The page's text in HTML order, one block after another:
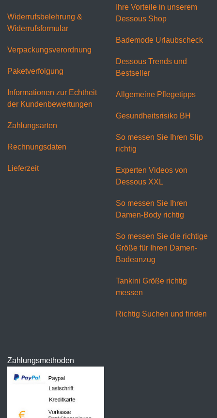
Widerrufsbelehrung &
Widerrufsformular
Verpackungsverordnung
Paketverfolgung
Informationen zur Echtheit
der Kundenbewertungen
Zahlungsarten
Rechnungsdaten
Lieferzeit
Ihre Vorteile in unserem
Dessous Shop
Bademode Urlaubscheck
Dessous Trends und
Bestseller
Allgemeine Pflegetipps
Gesundheitsrisiko BH
So messen Sie Ihren Slip
richtig
Experten Videos von
Dessous XXL
So messen Sie Ihren
Damen-Body richtig
So messen Sie die richtige
Größe für Ihren Damen-
Badeanzug
Tankini Größe richtig
messen
Richtig Suchen und finden
Zahlungsmethoden